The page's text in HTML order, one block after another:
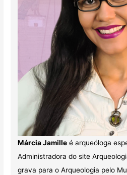
Márcia Jamilleé arqueóloga
Administradora do site
grava para o Arqueologia pelo